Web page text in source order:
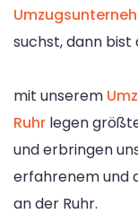
suchst, dann bist
mit unserem
Ruhr legen
und erbringen
erfahrenem und
an der Ruhr.